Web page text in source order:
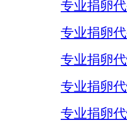
专业捐卵
专业捐卵
专业捐卵
专业捐卵
专业捐卵